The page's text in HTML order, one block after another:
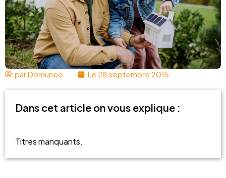
parDomuneo Le 28 septembre 2015
Dans cet article on vous explique :
Titres manquants.